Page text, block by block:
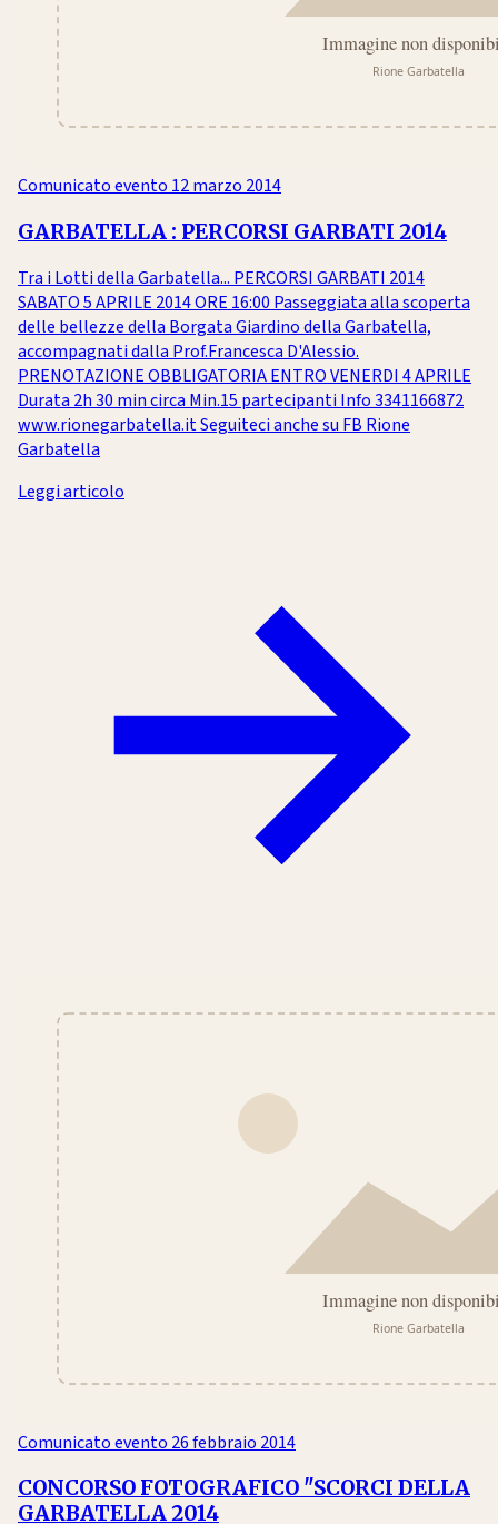
Comunicato evento 12 marzo 2014
GARBATELLA : PERCORSI GARBATI 2014
Tra i Lotti della Garbatella... PERCORSI GARBATI 2014
SABATO 5 APRILE 2014 ORE 16:00 Passeggiata alla scoperta
delle bellezze della Borgata Giardino della Garbatella,
accompagnati dalla Prof.Francesca D'Alessio.
PRENOTAZIONE OBBLIGATORIA ENTRO VENERDI 4 APRILE
Durata 2h 30 min circa Min.15 partecipanti Info 3341166872
www.rionegarbatella.it Seguiteci anche su FB Rione
Garbatella
Leggi articolo
Comunicato evento 26 febbraio 2014
CONCORSO FOTOGRAFICO "SCORCI DELLA
GARBATELLA 2014